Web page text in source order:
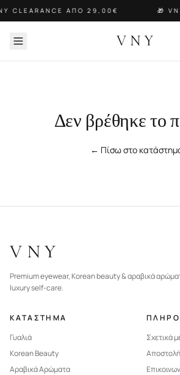
CLEARANCE ΑΠΟ 29,00€ 🎁
VNY
Δεν βρέθηκε το
← Πίσω στο
VNY
Premium eyewear, Korean beauty & αραβικά
luxury self-care.
ΚΑΤΑΣΤΗΜΑ
Γυαλιά
Korean Beauty
Αραβικά Αρώματα
Σχετικά